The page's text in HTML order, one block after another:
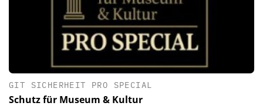
GIT SICHERHEIT PRO SPECIAL
Schutz für Museum & Kultur